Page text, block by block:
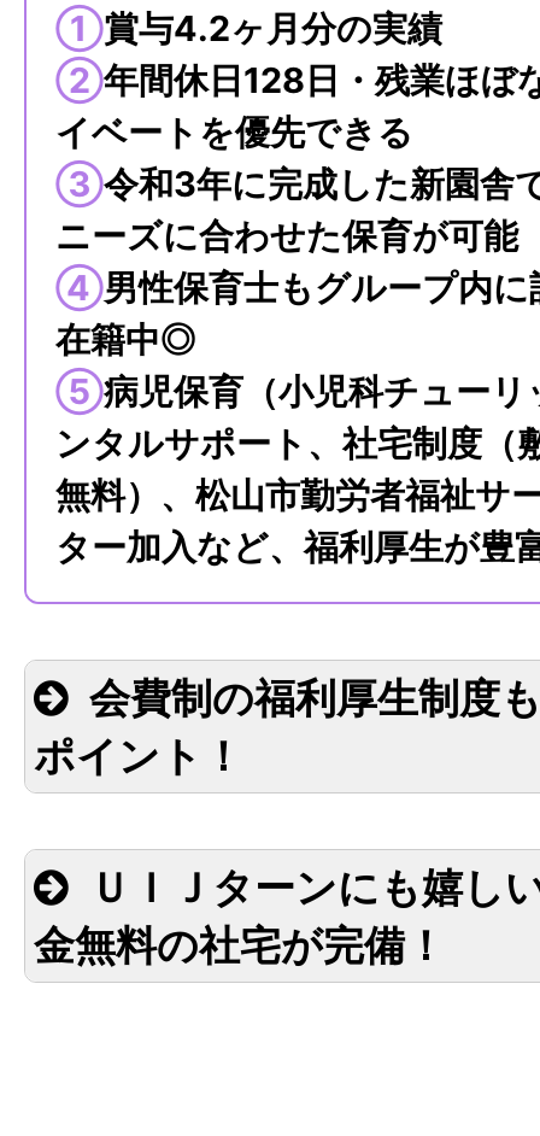
①賞与4.2ヶ月分の実績
②年間休日128日・残業ほぼ
イベートを優先できる
③令和3年に完成した新園舎
ニーズに合わせた保育が可能
④男性保育士もグループ内
在籍中◎
⑤病児保育（小児科チューリ
ンタルサポート、社宅制度（
無料）、松山市勤労者福祉サ
ター加入など、福利厚生が豊
会費制の福利厚生制度
ポイント！
ＵＩＪターンにも嬉し
金無料の社宅が完備！